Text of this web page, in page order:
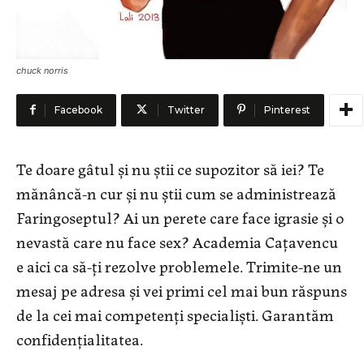
chuck norris
Facebook Twitter Pinterest
Te doare gâtul și nu știi ce supozitor să iei? Te
mănâncă-n cur și nu știi cum se administrează
Faringoseptul? Ai un perete care face igrasie și o
nevastă care nu face sex? Academia Cațavencu
e aici ca să-ți rezolve problemele. Trimite-ne un
mesaj pe adresa și vei primi cel mai bun răspuns
de la cei mai competenți specialiști. Garantăm
confidențialitatea.